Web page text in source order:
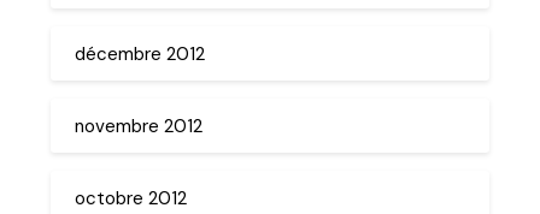
décembre 2012
novembre 2012
octobre 2012